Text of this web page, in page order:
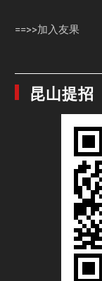
==>>加入友果
昆山提招